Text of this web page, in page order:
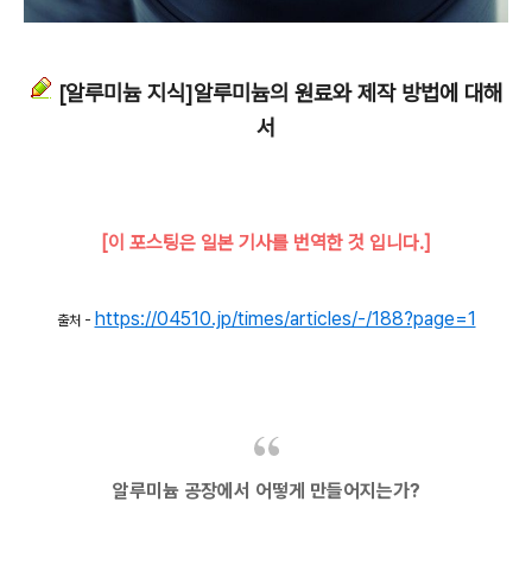
[알루미늄 지식]알루미늄의 원료와 제작 방법에 대해
서
[이 포스팅은 일본 기사를 번역한 것 입니다.]
출처 - https://04510.jp/times/articles/-/188?page=1
알루미늄 공장에서 어떻게 만들어지는가?